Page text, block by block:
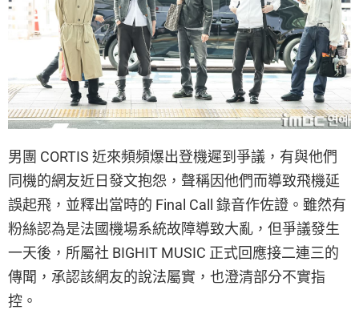
男團 CORTIS 近來頻頻爆出登機遲到爭議，有與他們
同機的網友近日發文抱怨，聲稱因他們而導致飛機延
誤起飛，並釋出當時的 Final Call 錄音作佐證。雖然有
粉絲認為是法國機場系統故障導致大亂，但爭議發生
一天後，所屬社 BIGHIT MUSIC 正式回應接二連三的
傳聞，承認該網友的說法屬實，也澄清部分不實指
控。